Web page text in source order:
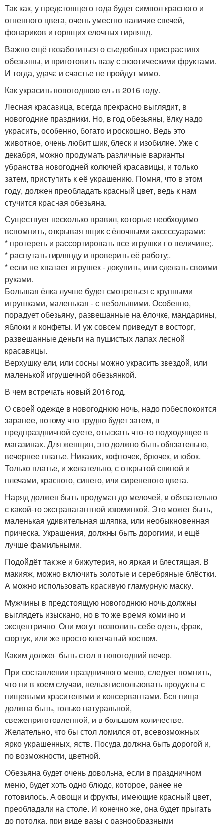
Так как, у предстоящего года будет символ красного и
огненного цвета, очень уместно наличие свечей,
фонариков и горящих елочных гирлянд.
Важно ещё позаботиться о съедобных пристрастиях
обезьяны, и приготовить вазу с экзотическими фруктами.
И тогда, удача и счастье не пройдут мимо.
Как украсить новогоднюю ель в 2016 году.
Лесная красавица, всегда прекрасно выглядит, в
новогодние праздники. Но, в год обезьяны, ёлку надо
украсить, особенно, богато и роскошно. Ведь это
животное, очень любит шик, блеск и изобилие. Уже с
декабря, можно продумать различные варианты
убранства новогодней колючей красавицы, и только
затем, приступить к её украшению. Помня, что в этом
году, должен преобладать красный цвет, ведь к нам
стучится красная обезьяна.
Существует несколько правил, которые необходимо
вспомнить, открывая ящик с ёлочными аксессуарами:
* протереть и рассортировать все игрушки по величине;.
* распутать гирлянду и проверить её работу;.
* если не хватает игрушек - докупить, или сделать своими
руками.
Большая ёлка лучше будет смотреться с крупными
игрушками, маленькая - с небольшими. Особенно,
порадует обезьяну, развешанные на ёлочке, мандарины,
яблоки и конфеты. И уж совсем приведут в восторг,
развешанные деньги на пушистых лапах лесной
красавицы.
Верхушку ели, или сосны можно украсить звездой, или
маленькой игрушечной обезьянкой.
В чем встречать новый 2016 год.
О своей одежде в новогоднюю ночь, надо побеспокоится
заранее, потому что трудно будет затем, в
предпраздничной суете, отыскать что-то подходящее в
магазинах. Для женщин, это должно быть обязательно,
вечернее платье. Никаких, кофточек, брючек, и юбок.
Только платье, и желательно, с открытой спиной и
плечами, красного, синего, или сиреневого цвета.
Наряд должен быть продуман до мелочей, и обязательно
с какой-то экстравагантной изюминкой. Это может быть,
маленькая удивительная шляпка, или необыкновенная
прическа. Украшения, должны быть дорогими, и ещё
лучше фамильными.
Подойдёт так же и бижутерия, но яркая и блестящая. В
макияж, можно включить золотые и серебряные блёстки.
А можно использовать красивую гламурную маску.
Мужчины в предстоящую новогоднюю ночь должны
выглядеть изыскано, но в то же время комично и
эксцентрично. Они могут позволить себе одеть, фрак,
сюртук, или же просто клетчатый костюм.
Каким должен быть стол в новогодний вечер.
При составлении праздничного меню, следует помнить,
что ни в коем случаи, нельзя использовать продукты с
пищевыми красителями и консервантами. Вся пища
должна быть, только натуральной,
свежеприготовленной, и в большом количестве.
Желательно, что бы стол ломился от, всевозможных
ярко украшенных, яств. Посуда должна быть дорогой и,
по возможности, цветной.
Обезьяна будет очень довольна, если в праздничном
меню, будет хоть одно блюдо, которое, ранее не
готовилось. А овощи и фрукты, имеющие красный цвет,
преобладали на столе. И конечно же, она будет прыгать
до потолка, при виде вазы с разнообразными